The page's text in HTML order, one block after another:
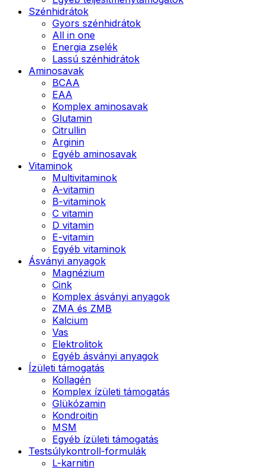
Szénhidrátok
Gyors szénhidrátok
All in one
Energia zselék
Lassú szénhidrátok
Aminosavak
BCAA
EAA
Komplex aminosavak
Glutamin
Citrullin
Arginin
Egyéb aminosavak
Vitaminok
Multivitaminok
A-vitamin
B-vitaminok
C vitamin
D vitamin
E-vitamin
Egyéb vitaminok
Ásványi anyagok
Magnézium
Cink
Komplex ásványi anyagok
ZMA és ZMB
Kalcium
Vas
Elektrolitok
Egyéb ásványi anyagok
Ízületi támogatás
Kollagén
Komplex ízületi támogatás
Glükózamin
Kondroitin
MSM
Egyéb ízületi támogatás
Testsúlykontroll-formulák
L-karnitin